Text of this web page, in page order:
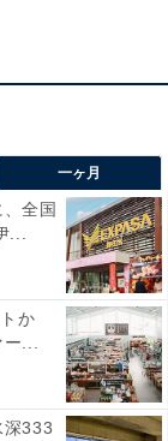
鳥羽ライン経
一ヶ月
全国
か
...
深333